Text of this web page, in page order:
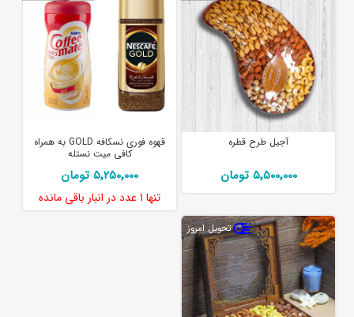
آجیل طرح قطره
5٬500٬000 تومان
قهوه فوری نسکافه GOLD به همراه
کافی میت نستله
5٬250٬000 تومان
تنها 1 عدد در انبار باقی مانده
تحویل امروز